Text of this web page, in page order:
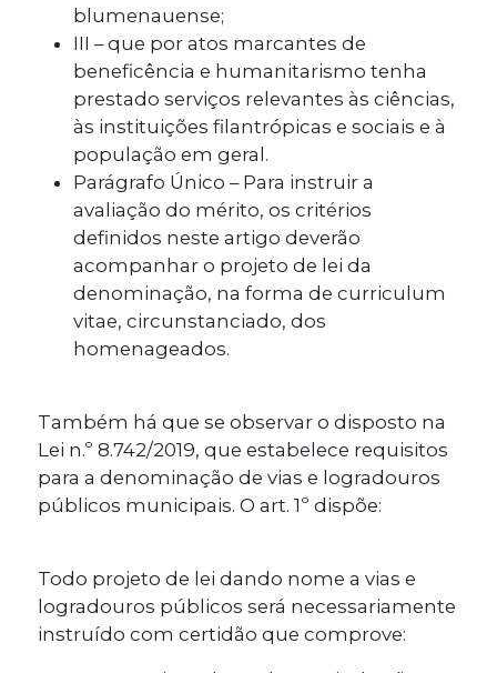
blumenauense;
III – que por atos marcantes de
beneficência e humanitarismo tenha
prestado serviços relevantes às ciências,
às instituições filantrópicas e sociais e à
população em geral.
Parágrafo Único – Para instruir a
avaliação do mérito, os critérios
definidos neste artigo deverão
acompanhar o projeto de lei da
denominação, na forma de curriculum
vitae, circunstanciado, dos
homenageados.
Também há que se observar o disposto na
Lei n.º 8.742/2019, que estabelece requisitos
para a denominação de vias e logradouros
públicos municipais. O art. 1º dispõe:
Todo projeto de lei dando nome a vias e
logradouros públicos será necessariamente
instruído com certidão que comprove: